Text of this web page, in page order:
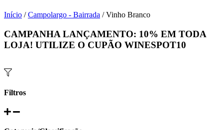
Início /Campolargo - Bairrada / Vinho Branco
CAMPANHA LANÇAMENTO: 10% EM TODA
LOJA! UTILIZE O CUPÃO WINESPOT10
Filtros